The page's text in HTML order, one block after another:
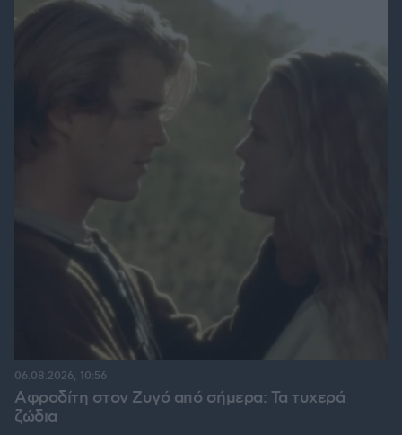
Αφροδίτη στον Ζυγό από σήμερα: Τα τυχερά
ζώδια
06.08.2026, 10:56